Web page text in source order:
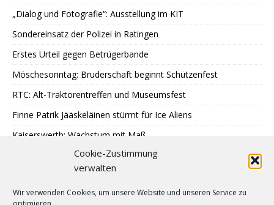
Cookie-Zustimmung
verwalten
Wir verwenden Cookies, um unsere Website und unseren Service zu
„Dialog und Fotografie“: Ausstellung im KIT
Sondereinsatz der Polizei in Ratingen
Erstes Urteil gegen Betrügerbande
Möschesonntag: Bruderschaft beginnt Schützenfest
RTC: Alt-Traktorentreffen und Museumsfest
Finne Patrik Jääskeläinen stürmt für Ice Aliens
Kaiserswerth: Wachstum mit Maß
Gemeinsames Lesen im Park
SPD: 45 Arbeitsjahre sind genug
Hochbeete am JUZ Eggerscheidt